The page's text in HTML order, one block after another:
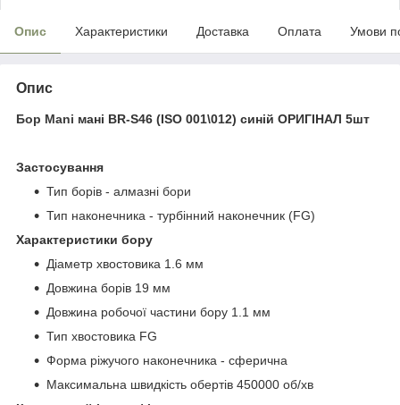
Опис Характеристики Доставка Оплата Умови
Опис
Бор Mani мані BR-S46 (ISO 001\012) синій ОРИГІНАЛ 5шт
Застосування
Тип борів - алмазні бори
Тип наконечника - турбінний наконечник (FG)
Характеристики бору
Діаметр хвостовика 1.6 мм
Довжина борів 19 мм
Довжина робочої частини бору 1.1 мм
Тип хвостовика FG
Форма ріжучого наконечника - сферична
Максимальна швидкість обертів 450000 об/хв